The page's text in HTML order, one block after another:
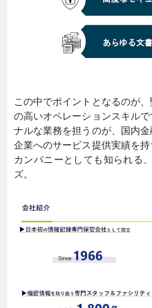
この中でポイントとなるのが
の高いオペレーションスキル
ナルな業務を担うのが、国内
企業へのサービス提供実績を
カンパニーとしても知られる
ズ。